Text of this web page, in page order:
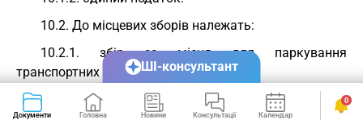
10.2. До місцевих зборів належать:
10.2.1. збір за місця для паркування
транспортних засобів;
10.2.2. туристичний збір.
Документи Головна Новини Консультації Календар Сервіси
0
ШІ-консультант